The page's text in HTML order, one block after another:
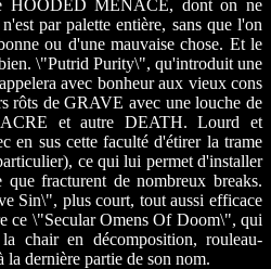
HOODED MENACE, dont on ne
par palette entière, sans que l'on
ou d'une mauvaise chose. Et le
\"Putrid Purity\", qu'introduit une
avec bonheur aux vieux cons
rôts de GRAVE avec une louche de
et autre DEATH. Lourd et
en sus cette faculté d'étirer la trame
ce qui lui permet d'installer
que fracturent de nombreux breaks.
Sin\", plus court, tout aussi efficace
ce \"Secular Omens Of Doom\", qui
chair en décomposition, rouleau-
dernière partie de son nom.